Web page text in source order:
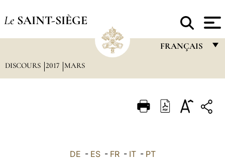
Le SAINT-SIÈGE
FRANÇAIS
ITALIANO
DISCOURS 2017 MARS
DE - ES- FR- IT- PT